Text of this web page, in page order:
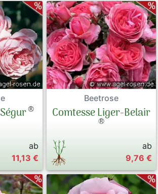
®
ab
11,13 €
Beetrose
Comtesse Liger-Belair
®
ab
9,76 €